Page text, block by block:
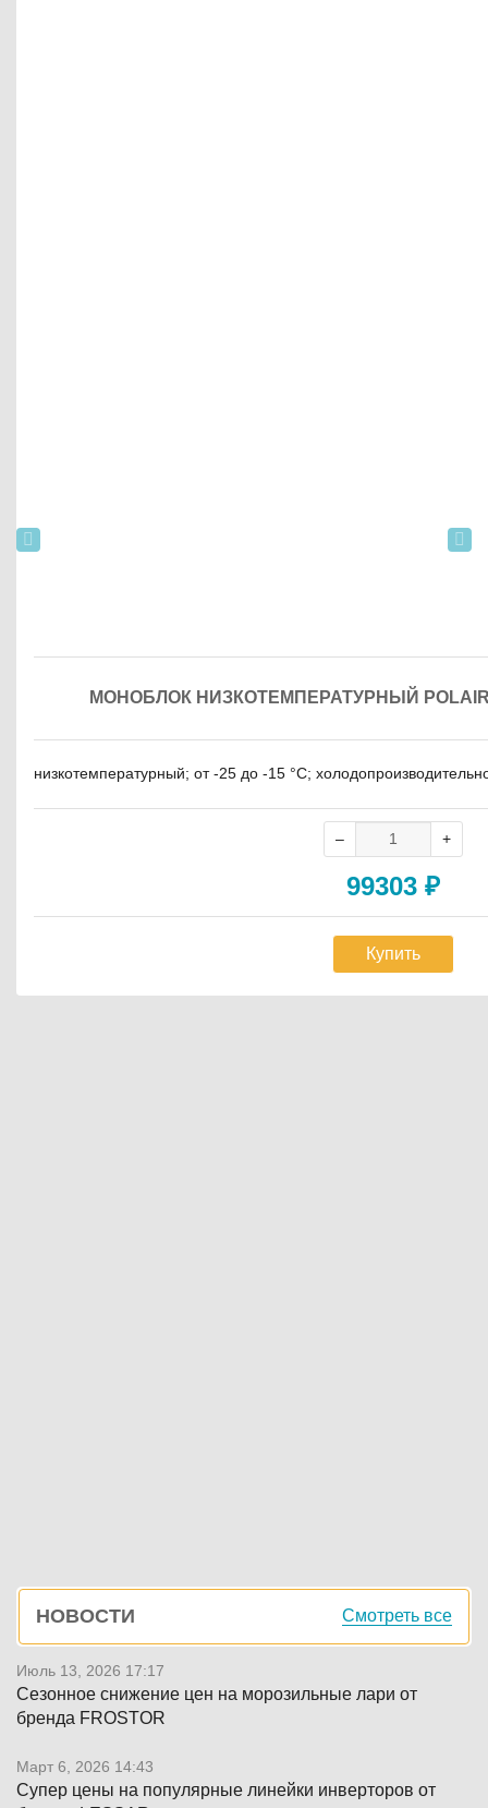
МОНОБЛОК НИЗКОТЕМПЕРАТУРНЫЙ POLAIR
низкотемпературный; от -25 до -15 °C;
99303 ₽
Купить
Боковая
панель
НОВОСТИ Смотреть все
Июль 13, 2026 17:17
Сезонное снижение цен на морозильные лари от
бренда FROSTOR
Март 6, 2026 14:43
Супер цены на популярные линейки инверторов от